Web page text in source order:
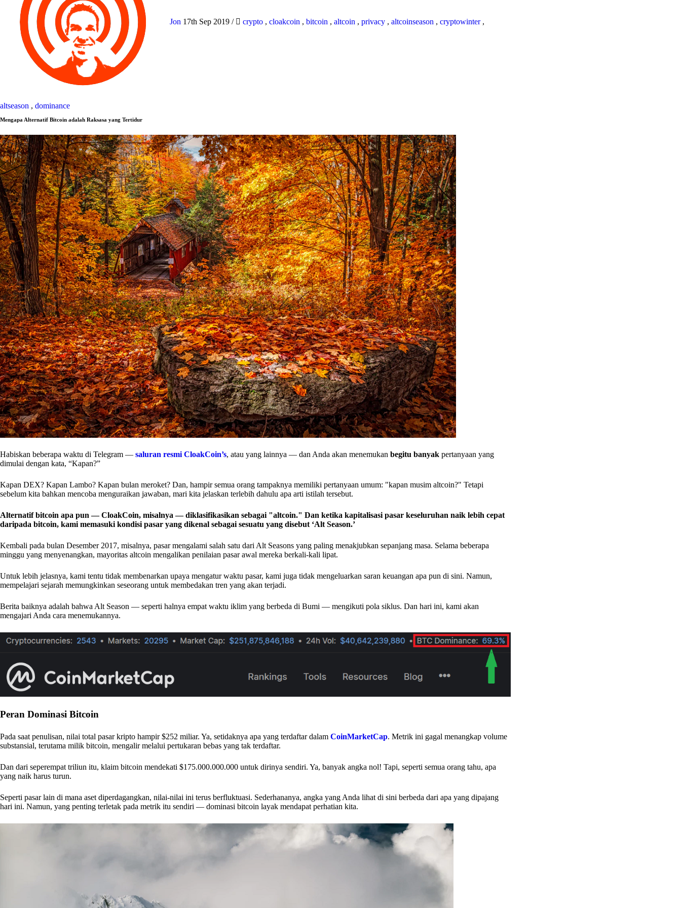
Jon 17th Sep 2019 / crypto , cloakcoin , bitcoin , altcoin , privacy , altcoinseason , cryptowinter,
altseason , dominance
Mengapa Alternatif Bitcoin adalah Raksasa yang Tertidur
Habiskan beberapa waktu di Telegram — saluran resmi CloakCoin’s, atau yang lainnya — dan Anda akan menemukan begitu banyak pertanyaan yang
dimulai dengan kata, “Kapan?”
Kapan DEX? Kapan Lambo? Kapan bulan meroket? Dan, hampir semua orang tampaknya memiliki pertanyaan umum: "kapan musim altcoin?" Tetapi
sebelum kita bahkan mencoba menguraikan jawaban, mari kita jelaskan terlebih dahulu apa arti istilah tersebut.
Alternatif bitcoin apa pun — CloakCoin, misalnya — diklasifikasikan sebagai "altcoin." Dan ketika kapitalisasi pasar keseluruhan naik lebih cepat
daripada bitcoin, kami memasuki kondisi pasar yang dikenal sebagai sesuatu yang disebut ‘Alt Season.’
Kembali pada bulan Desember 2017, misalnya, pasar mengalami salah satu dari Alt Seasons yang paling menakjubkan sepanjang masa. Selama beberapa
minggu yang menyenangkan, mayoritas altcoin mengalikan penilaian pasar awal mereka berkali-kali lipat.
Untuk lebih jelasnya, kami tentu tidak membenarkan upaya mengatur waktu pasar, kami juga tidak mengeluarkan saran keuangan apa pun di sini. Namun,
mempelajari sejarah memungkinkan seseorang untuk membedakan tren yang akan terjadi.
Berita baiknya adalah bahwa Alt Season — seperti halnya empat waktu iklim yang berbeda di Bumi — mengikuti pola siklus. Dan hari ini, kami akan
mengajari Anda cara menemukannya.
Peran Dominasi Bitcoin
Pada saat penulisan, nilai total pasar kripto hampir $252 miliar. Ya, setidaknya apa yang terdaftar dalam CoinMarketCap. Metrik ini gagal menangkap volume
substansial, terutama milik bitcoin, mengalir melalui pertukaran bebas yang tak terdaftar.
Dan dari seperempat triliun itu, klaim bitcoin mendekati $175.000.000.000 untuk dirinya sendiri. Ya, banyak angka nol! Tapi, seperti semua orang tahu, apa
yang naik harus turun.
Seperti pasar lain di mana aset diperdagangkan, nilai-nilai ini terus berfluktuasi. Sederhananya, angka yang Anda lihat di sini berbeda dari apa yang dipajang
hari ini. Namun, yang penting terletak pada metrik itu sendiri — dominasi bitcoin layak mendapat perhatian kita.